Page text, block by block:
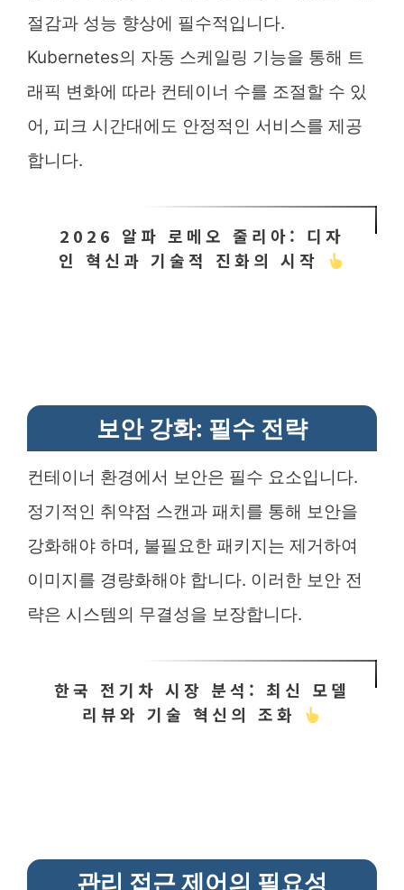
절감과 성능 향상에 필수적입니다.
Kubernetes의 자동 스케일링 기능을 통해 트
래픽 변화에 따라 컨테이너 수를 조절할 수 있
어, 피크 시간대에도 안정적인 서비스를 제공
합니다.
2026 알파 로메오 줄리아: 디자
인 혁신과 기술적 진화의 시작
보안 강화: 필수 전략
컨테이너 환경에서 보안은 필수 요소입니다.
정기적인 취약점 스캔과 패치를 통해 보안을
강화해야 하며, 불필요한 패키지는 제거하여
이미지를 경량화해야 합니다. 이러한 보안 전
략은 시스템의 무결성을 보장합니다.
한국 전기차 시장 분석: 최신 모델
리뷰와 기술 혁신의 조화
관리 접근 제어의 필요성